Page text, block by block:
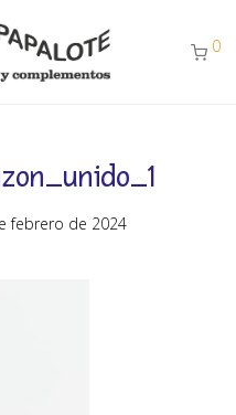
0
febrero de 2024